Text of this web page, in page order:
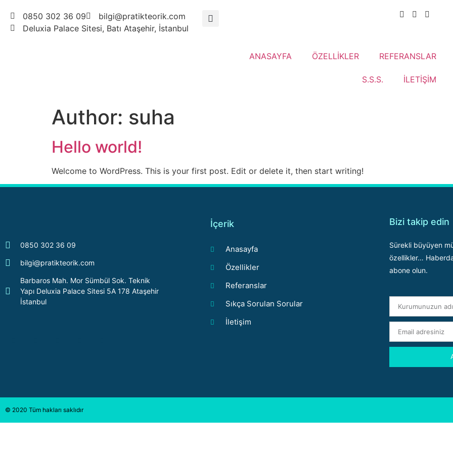
0850 302 36 09
bilgi@pratikteorik.com
Deluxia Palace Sitesi, Batı Ataşehir, İstanbul
ANASAYFA ÖZELLİKLER REFERANSLAR
S.S.S. İLETİŞİM
Author: suha
Hello world!
Welcome to WordPress. This is your first post. Edit or delete it, then start writing!
0850 302 36 09
bilgi@pratikteorik.com
Barbaros Mah. Mor Sümbül Sok. Teknik
Yapı Deluxia Palace Sitesi 5A 178 Ataşehir
İstanbul
İçerik
Anasayfa
Özellikler
Referanslar
Sıkça Sorulan Sorular
İletişim
Bizi takip edin
Sürekli büyüyen
özellikler…
abone olun.
© 2020 Tüm hakları saklıdır